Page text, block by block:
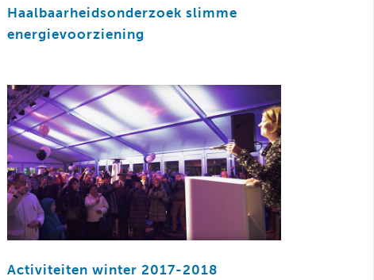
Haalbaarheidsonderzoek slimme
energievoorziening
Activiteiten winter 2017-2018